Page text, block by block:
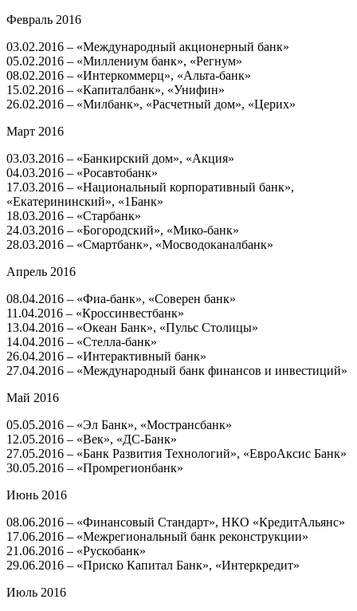
Февраль 2016
03.02.2016 – «Международный акционерный банк»
05.02.2016 – «Миллениум банк», «Регнум»
08.02.2016 – «Интеркоммерц», «Альта-банк»
15.02.2016 – «Капиталбанк», «Унифин»
26.02.2016 – «Милбанк», «Расчетный дом», «Церих»
Март 2016
03.03.2016 – «Банкирский дом», «Акция»
04.03.2016 – «Росавтобанк»
17.03.2016 – «Национальный корпоративный банк»,
«Екатерининский», «1Банк»
18.03.2016 – «Старбанк»
24.03.2016 – «Богородский», «Мико-банк»
28.03.2016 – «Смартбанк», «Мосводоканалбанк»
Апрель 2016
08.04.2016 – «Фиа-банк», «Соверен банк»
11.04.2016 – «Кроссинвестбанк»
13.04.2016 – «Океан Банк», «Пульс Столицы»
14.04.2016 – «Стелла-банк»
26.04.2016 – «Интерактивный банк»
27.04.2016 – «Международный банк финансов и инвестиций»
Май 2016
05.05.2016 – «Эл Банк», «Мострансбанк»
12.05.2016 – «Век», «ДС-Банк»
27.05.2016 – «Банк Развития Технологий», «ЕвроАксис Банк»
30.05.2016 – «Промрегионбанк»
Июнь 2016
08.06.2016 – «Финансовый Стандарт», НКО «КредитАльянс»
17.06.2016 – «Межрегиональный банк реконструкции»
21.06.2016 – «Рускобанк»
29.06.2016 – «Приско Капитал Банк», «Интеркредит»
Июль 2016